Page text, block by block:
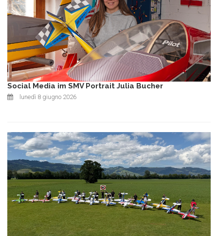
Social Media im SMV Portrait Julia Bucher
lunedì 8 giugno 2026